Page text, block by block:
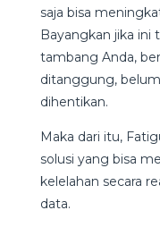
saja bisa
Bayangkan jika ini
tambang Anda,
ditanggung,
dihentikan.
Maka dari itu,
solusi yang bisa
kelelahan secara
data.